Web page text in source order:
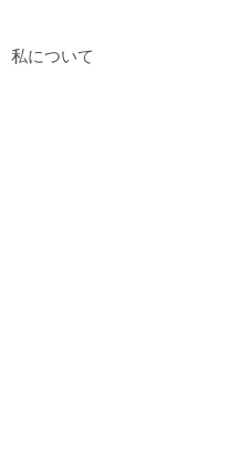
私について